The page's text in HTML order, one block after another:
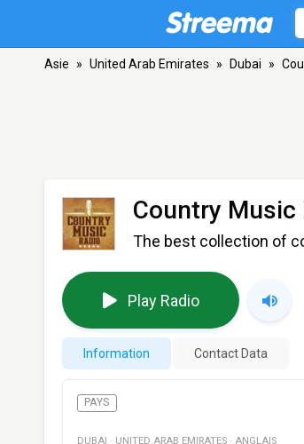
Asie » United Arab Emirates » Dubai »
Country Music
The best collection of
Play Radio
Information Contact Data
PAYS
DUBAI · UNITED ARAB EMIRATES · ANGLAIS